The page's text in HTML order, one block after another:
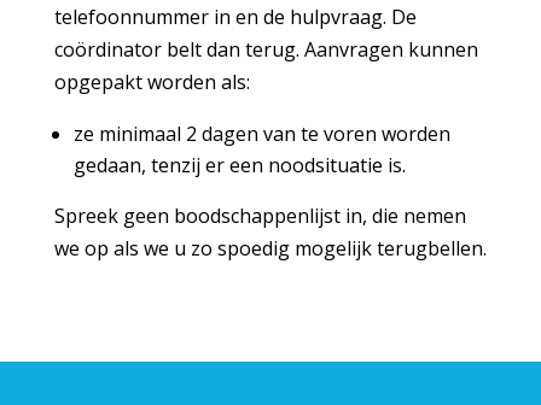
telefoonnummer in en de hulpvraag. De
coördinator belt dan terug. Aanvragen kunnen
opgepakt worden als:
ze minimaal 2 dagen van te voren worden
gedaan, tenzij er een noodsituatie is.
Spreek geen boodschappenlijst in, die nemen
we op als we u zo spoedig mogelijk terugbellen.